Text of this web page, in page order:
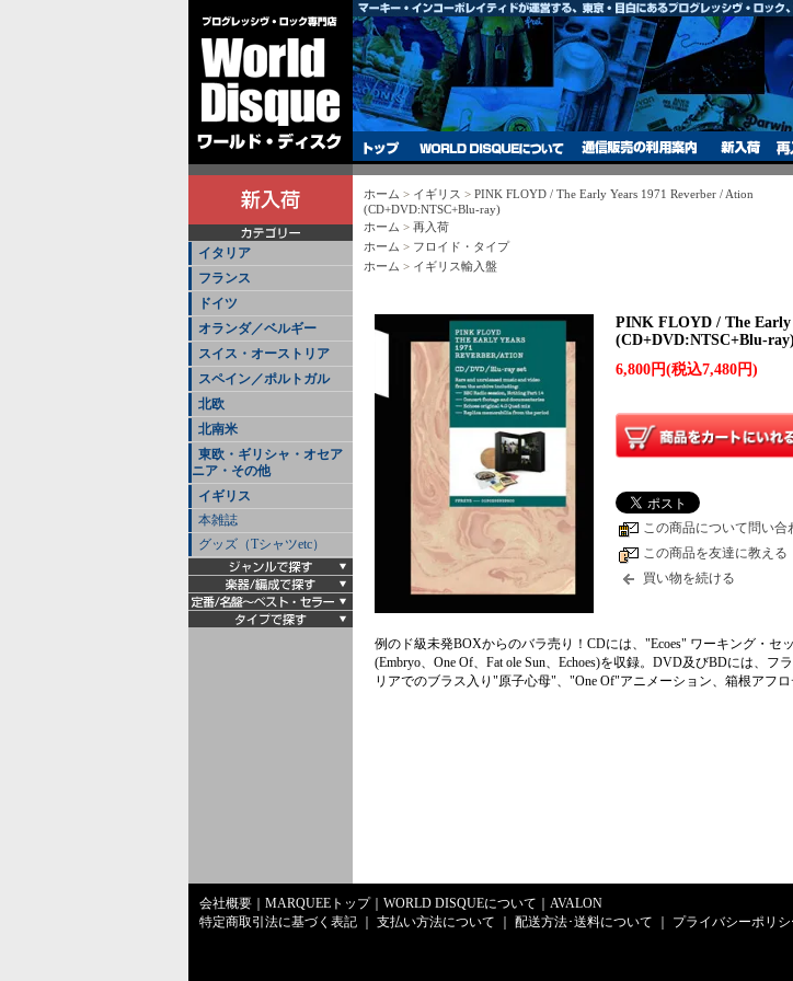
イタリア
フランス
ドイツ
オランダ／ベルギー
スイス・オーストリア
スペイン／ポルトガル
北欧
北南米
東欧・ギリシャ・オセア
ニア・その他
イギリス
本雑誌
グッズ（Tシャツetc）
ホーム > イギリス > PINK FLOYD / The Early Years 1971 Reverber / Ation
(CD+DVD:NTSC+Blu-ray)
ホーム > 再入荷
ホーム > フロイド・タイプ
ホーム > イギリス輸入盤
PINK FLOYD / The Early
(CD+DVD:NTSC+Blu-ray)
6,800円(税込7,480円)
この商品について問い合
この商品を友達に教える
買い物を続ける
例のド級未発BOXからのバラ売り！CDには、"Ecoes" ワーキング・セ
(Embryo、One Of、Fat ole Sun、Echoes)を収録。DVD及びBDには、フ
リアでのブラス入り"原子心母"、"One Of"アニメーション、箱根アフ
会社概要
MARQUEEトップ｜ WORLD DISQUEについて
AVALON
特定商取引法に基づく表記
支払い方法について 配送方法･送料について プライバシーポリシ